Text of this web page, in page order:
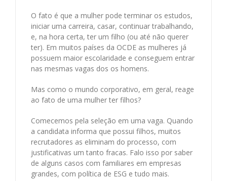
O fato é que a mulher pode terminar os estudos,
iniciar uma carreira, casar, continuar trabalhando,
e, na hora certa, ter um filho (ou até não querer
ter). Em muitos países da OCDE as mulheres já
possuem maior escolaridade e conseguem entrar
nas mesmas vagas dos os homens.
Mas como o mundo corporativo, em geral, reage
ao fato de uma mulher ter filhos?
Comecemos pela seleção em uma vaga. Quando
a candidata informa que possui filhos, muitos
recrutadores as eliminam do processo, com
justificativas um tanto fracas. Falo isso por saber
de alguns casos com familiares em empresas
grandes, com política de ESG e tudo mais.